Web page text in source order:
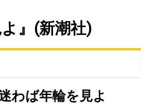
』(新潮社)
わば年輪を見よ